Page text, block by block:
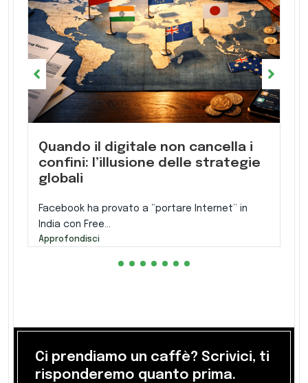
Quando il digitale non cancella i
confini: l’illusione delle strategie
globali
Facebook ha provato a “portare Internet” in
India con Free...
Approfondisci
Ci prendiamo un caffè? Scrivici, ti
risponderemo quanto prima.